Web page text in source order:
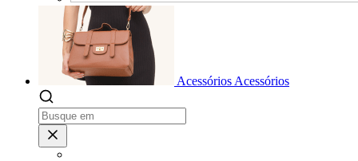
Acessórios Acessórios